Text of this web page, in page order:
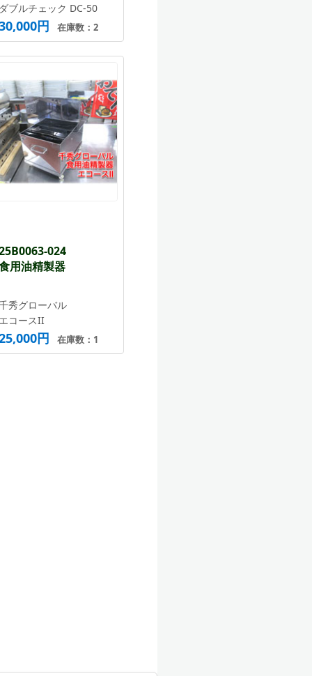
ブルチェック DC-50
円 在庫数：2
024
用油精製器
秀グローバル
コースII
円 在庫数：1